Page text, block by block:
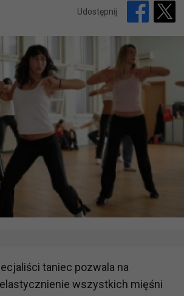
Udostępnij
taniec pozwala na
wszystkich mięśni